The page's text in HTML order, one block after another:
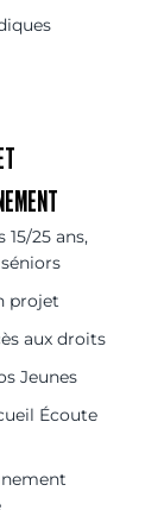
25 ans,
projet
aux droits
Jeunes
Écoute